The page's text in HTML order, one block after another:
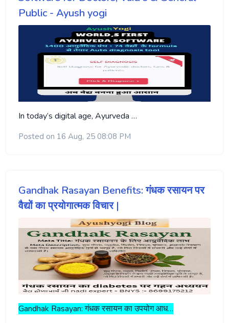
Public - Ayush yogi
In today’s digital age, Ayurveda …
Posted on 16 Aug, 25 08:08 PM
Gandhak Rasayan Benefits: गंधक रसायन पर
वैद्यों का प्रयोगात्मक विचार |
Gandhak Rasayan: गंधक रसायन का उपयोग आध…